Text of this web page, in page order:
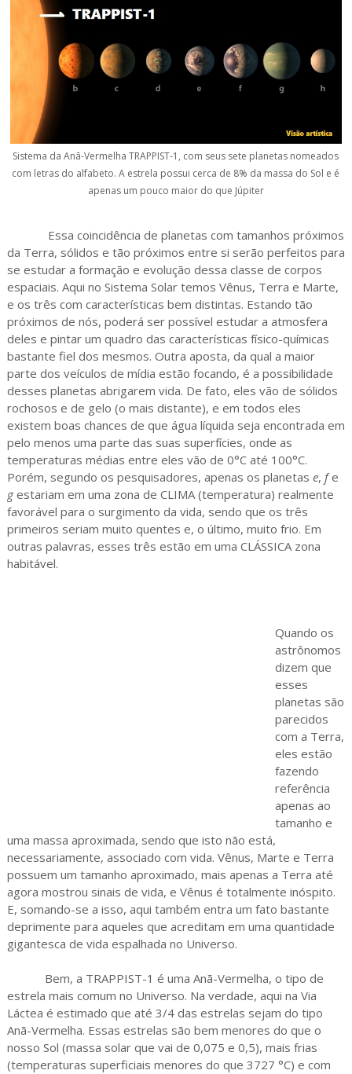
Sistema da Anã-Vermelha TRAPPIST-1, com seus sete planetas nomeados
com letras do alfabeto. A estrela possui cerca de 8% da massa do Sol e é
apenas um pouco maior do que Júpiter
Essa coincidência de planetas com tamanhos próximos
da Terra, sólidos e tão próximos entre si serão perfeitos para
se estudar a formação e evolução dessa classe de corpos
espaciais. Aqui no Sistema Solar temos Vênus, Terra e Marte,
e os três com características bem distintas. Estando tão
próximos de nós, poderá ser possível estudar a atmosfera
deles e pintar um quadro das características físico-químicas
bastante fiel dos mesmos. Outra aposta, da qual a maior
parte dos veículos de mídia estão focando, é a possibilidade
desses planetas abrigarem vida. De fato, eles vão de sólidos
rochosos e de gelo (o mais distante), e em todos eles
existem boas chances de que água líquida seja encontrada em
pelo menos uma parte das suas superfícies, onde as
temperaturas médias entre eles vão de 0°C até 100°C.
Porém, segundo os pesquisadores, apenas os planetas e, fe
gestariam em uma zona de CLIMA (temperatura) realmente
favorável para o surgimento da vida, sendo que os três
primeiros seriam muito quentes e, o último, muito frio. Em
outras palavras, esses três estão em uma CLÁSSICA zona
habitável.
Quando os
astrônomos
dizem que
esses
planetas são
parecidos
com a Terra,
eles estão
fazendo
referência
apenas ao
tamanho e
uma massa aproximada, sendo que isto não está,
necessariamente, associado com vida. Vênus, Marte e Terra
possuem um tamanho aproximado, mais apenas a Terra até
agora mostrou sinais de vida, e Vênus é totalmente inóspito.
E, somando-se a isso, aqui também entra um fato bastante
deprimente para aqueles que acreditam em uma quantidade
gigantesca de vida espalhada no Universo.
Bem, a TRAPPIST-1 é uma Anã-Vermelha, o tipo de
estrela mais comum no Universo. Na verdade, aqui na Via
Láctea é estimado que até 3/4 das estrelas sejam do tipo
Anã-Vermelha. Essas estrelas são bem menores do que o
nosso Sol (massa solar que vai de 0,075 e 0,5), mais frias
(temperaturas superficiais menores do que 3727 °C) e com